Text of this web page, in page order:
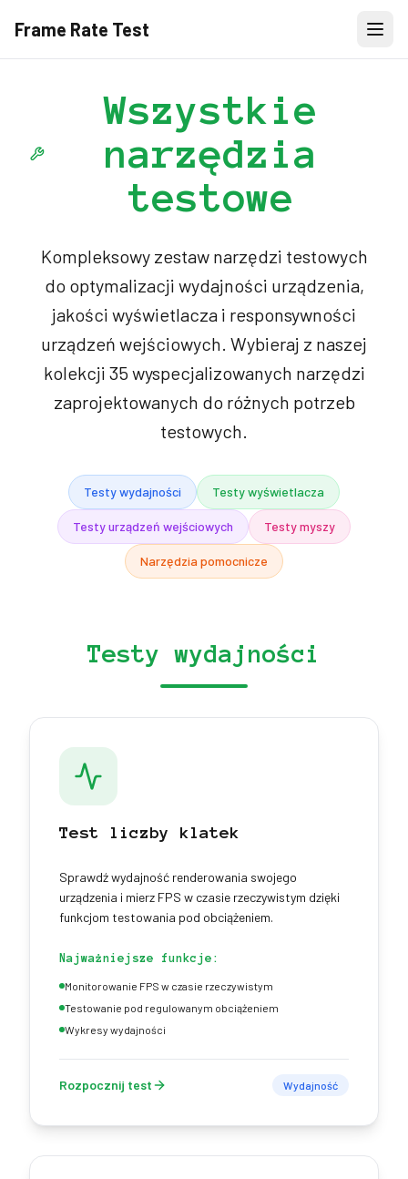
Frame Rate Test
Wszystkie
narzędzia
testowe
Kompleksowy zestaw narzędzi testowych
do optymalizacji wydajności urządzenia,
jakości wyświetlacza i responsywności
urządzeń wejściowych. Wybieraj z naszej
kolekcji 35 wyspecjalizowanych narzędzi
zaprojektowanych do różnych potrzeb
testowych.
Testy wydajności Testy wyświetlacza
Testy urządzeń wejściowych Testy myszy
Narzędzia pomocnicze
Testy wydajności
Test liczby klatek
Sprawdź wydajność renderowania swojego
urządzenia i mierz FPS w czasie rzeczywistym dzięki
funkcjom testowania pod obciążeniem.
Najważniejsze funkcje:
Monitorowanie FPS w czasie rzeczywistym
Testowanie pod regulowanym obciążeniem
Wykresy wydajności
Rozpocznij test Wydajność